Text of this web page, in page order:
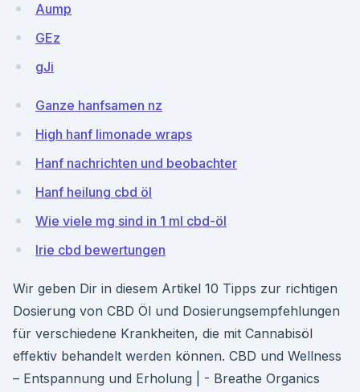
Aump
GEz
gJi
Ganze hanfsamen nz
High hanf limonade wraps
Hanf nachrichten und beobachter
Hanf heilung cbd öl
Wie viele mg sind in 1 ml cbd-öl
Irie cbd bewertungen
Wir geben Dir in diesem Artikel 10 Tipps zur richtigen
Dosierung von CBD Öl und Dosierungsempfehlungen
für verschiedene Krankheiten, die mit Cannabisöl
effektiv behandelt werden können. CBD und Wellness
– Entspannung und Erholung | - Breathe Organics